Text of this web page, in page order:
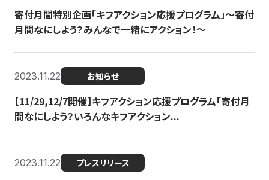
寄付月間特別企画「キフアクション応援プログラム」〜寄付
月間なにしよう？みんなで一緒にアクション！〜
2023.11.22 お知らせ
【11/29,12/7開催】キフアクション応援プログラム「寄付月
間なにしよう？いろんなキフアクション...
2023.11.22 プレスリリース